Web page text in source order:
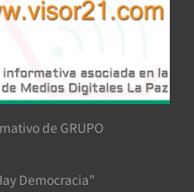
de GRUPO
Democracia"